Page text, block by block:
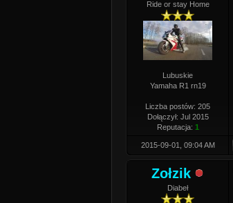
Ride or stay Home
Lubuskie
Yamaha R1 rn19
Liczba postów: 205
Dołączył: Jul 2015
Reputacja: 1
2015-09-01, 09:04 AM
Zołzik
Diabeł